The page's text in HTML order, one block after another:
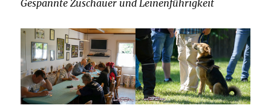
Gespannte Zuschauer und Leinenführigkeit